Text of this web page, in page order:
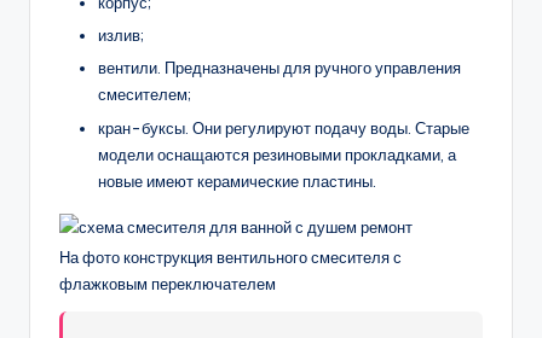
излив;
вентили. Предназначены для ручного управления
смесителем;
кран-буксы. Они регулируют подачу воды. Старые
модели оснащаются резиновыми прокладками, а
новые имеют керамические пластины.
На фото конструкция вентильного смесителя с
флажковым переключателем